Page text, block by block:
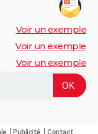
Voir un exemple
Voir un exemple
Voir un exemple
Publicité Contact